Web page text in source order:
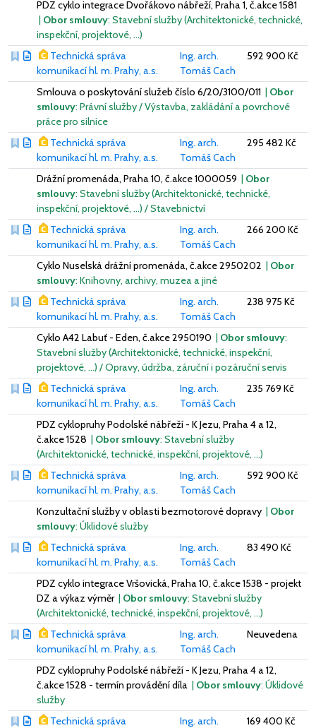
PDZ cyklo integrace Dvořákovo nábřeží, Praha 1, č.akce 1581
| Obor smlouvy: Stavební služby (Architektonické, technické,
inspekční, projektové, …)
Technická správa
komunikací hl. m. Prahy, a.s.
Ing. arch.
Tomáš Cach
592 900 Kč
Smlouva o poskytování služeb číslo 6/20/3100/011 | Obor
smlouvy: Právní služby / Výstavba, zakládání a povrchové
práce pro silnice
Technická správa
komunikací hl. m. Prahy, a.s.
Ing. arch.
Tomáš Cach
295 482 Kč
Drážní promenáda, Praha 10, č.akce 1000059 | Obor
smlouvy: Stavební služby (Architektonické, technické,
inspekční, projektové, …) / Stavebnictví
Technická správa
komunikací hl. m. Prahy, a.s.
Ing. arch.
Tomáš Cach
266 200 Kč
Cyklo Nuselská drážní promenáda, č.akce 2950202 | Obor
smlouvy: Knihovny, archivy, muzea a jiné
Technická správa
komunikací hl. m. Prahy, a.s.
Ing. arch.
Tomáš Cach
238 975 Kč
Cyklo A42 Labuť - Eden, č.akce 2950190 | Obor smlouvy:
Stavební služby (Architektonické, technické, inspekční,
projektové, …) / Opravy, údržba, záruční i pozáruční servis
Technická správa
komunikací hl. m. Prahy, a.s.
Ing. arch.
Tomáš Cach
235 769 Kč
PDZ cyklopruhy Podolské nábřeží - K Jezu, Praha 4 a 12,
č.akce 1528 | Obor smlouvy: Stavební služby
(Architektonické, technické, inspekční, projektové, …)
Technická správa
komunikací hl. m. Prahy, a.s.
Ing. arch.
Tomáš Cach
592 900 Kč
Konzultační služby v oblasti bezmotorové dopravy | Obor
smlouvy: Úklidové služby
Technická správa
komunikací hl. m. Prahy, a.s.
Ing. arch.
Tomáš Cach
83 490 Kč
PDZ cyklo integrace Vršovická, Praha 10, č.akce 1538 - projekt
DZ a výkaz výměr | Obor smlouvy: Stavební služby
(Architektonické, technické, inspekční, projektové, …)
Technická správa
komunikací hl. m. Prahy, a.s.
Ing. arch.
Tomáš Cach
Neuvedena
PDZ cyklopruhy Podolské nábřeží - K Jezu, Praha 4 a 12,
č.akce 1528 - termín provádění díla | Obor smlouvy: Úklidové
služby
Technická správa
Ing. arch.
169 400 Kč